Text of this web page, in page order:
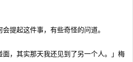
会提起这件事，有些奇怪的问道。
面，其实那天我还见到了另一个人。」梅